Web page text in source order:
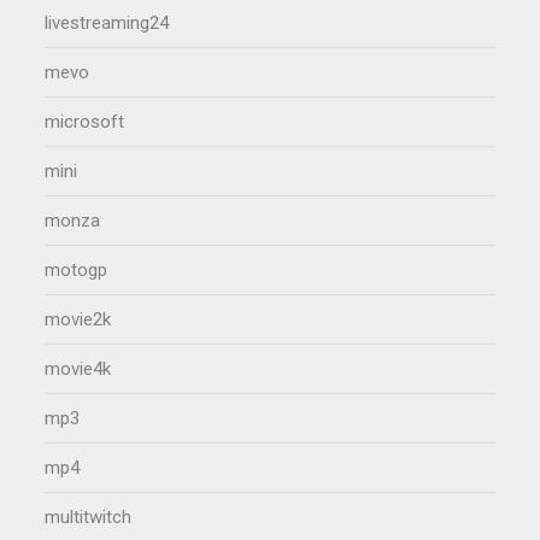
livestreaming24
mevo
microsoft
mini
monza
motogp
movie2k
movie4k
mp3
mp4
multitwitch